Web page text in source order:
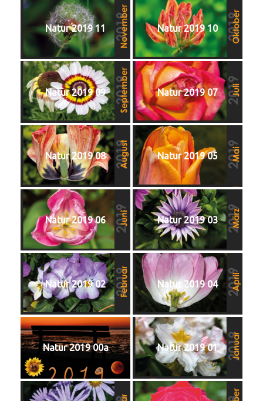
Natur 2019 11 Natur 2019 10
Natur 2019 09 Natur 2019 07
Natur 2019 08 Natur 2019 05
Natur 2019 06 Natur 2019 03
Natur 2019 02 Natur 2019 04
Natur 2019 00a Natur 2019 01